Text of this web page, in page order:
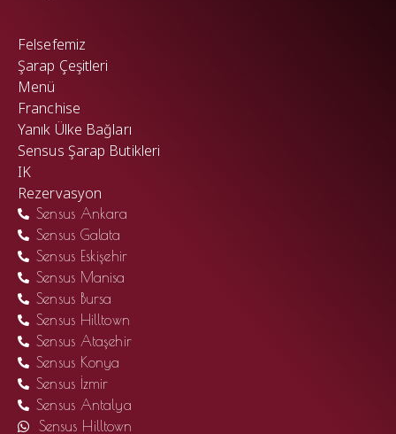
Felsefemiz
Şarap Çeşitleri
Menü
Franchise
Yanık Ülke Bağları
Sensus Şarap Butikleri
IK
Rezervasyon
Sensus Ankara
Sensus Galata
Sensus Eskişehir
Sensus Manisa
Sensus Bursa
Sensus Hilltown
Sensus Ataşehir
Sensus Konya
Sensus İzmir
Sensus Antalya
Sensus Hilltown